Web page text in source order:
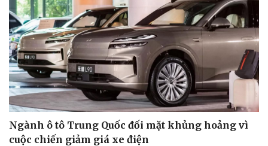
Ngành ô tô Trung Quốc đối mặt khủng hoảng vì
cuộc chiến giảm giá xe điện